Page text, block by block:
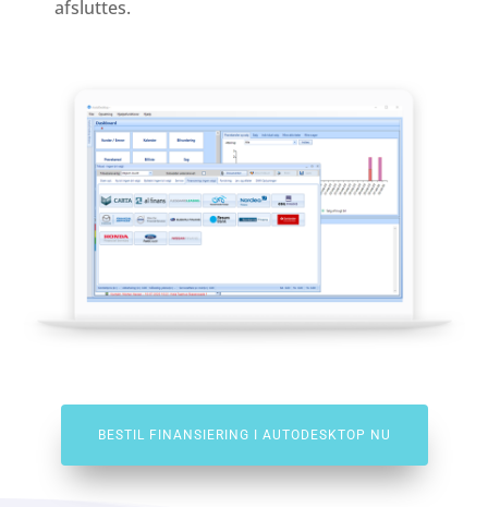
afsluttes.
BESTIL FINANSIERING I AUTODESKTOP NU